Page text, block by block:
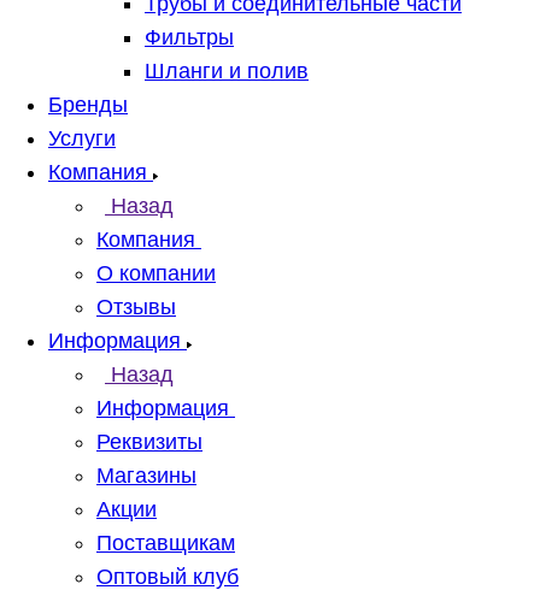
Фильтры
Шланги и полив
Бренды
Услуги
Компания
Назад
Компания
О компании
Отзывы
Информация
Назад
Информация
Реквизиты
Магазины
Акции
Поставщикам
Оптовый клуб